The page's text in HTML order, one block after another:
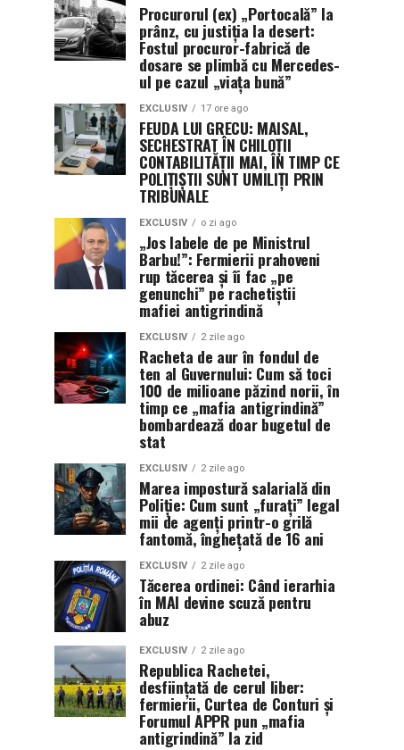
Procurorul (ex) „Portocală” la
prânz, cu justiția la desert:
Fostul procuror-fabrică de
dosare se plimbă cu Mercedes-
ul pe cazul „viața bună”
EXCLUSIV 17 ore ago
FEUDA LUI GRECU: MAISAL,
SECHESTRAT ÎN CHILOȚII
CONTABILITĂȚII MAI, ÎN TIMP CE
POLIȚIȘTII SUNT UMILIȚI PRIN
TRIBUNALE
EXCLUSIV o zi ago
„Jos labele de pe Ministrul
Barbu!”: Fermierii prahoveni
rup tăcerea și îi fac „pe
genunchi” pe rachetiștii
mafiei antigrindină
EXCLUSIV 2 zile ago
Racheta de aur în fondul de
ten al Guvernului: Cum să toci
100 de milioane păzind norii, în
timp ce „mafia antigrindină”
bombardează doar bugetul de
stat
EXCLUSIV 2 zile ago
Marea impostură salarială din
Poliție: Cum sunt „furați” legal
mii de agenți printr-o grilă
fantomă, înghețată de 16 ani
EXCLUSIV 2 zile ago
Tăcerea ordinei: Când ierarhia
în MAI devine scuză pentru
abuz
EXCLUSIV 2 zile ago
Republica Rachetei,
desființată de cerul liber:
fermierii, Curtea de Conturi și
Forumul APPR pun „mafia
antigrindină” la zid